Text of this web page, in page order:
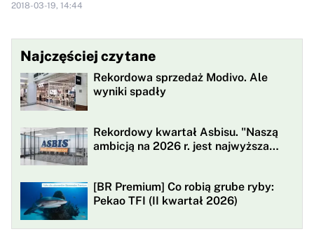
2018-03-19, 14:44
Najczęściej czytane
Rekordowa sprzedaż Modivo. Ale
wyniki spadły
Rekordowy kwartał Asbisu. "Naszą
ambicją na 2026 r. jest najwyższa
[BR Premium] Co robią grube ryby:
Pekao TFI (II kwartał 2026)